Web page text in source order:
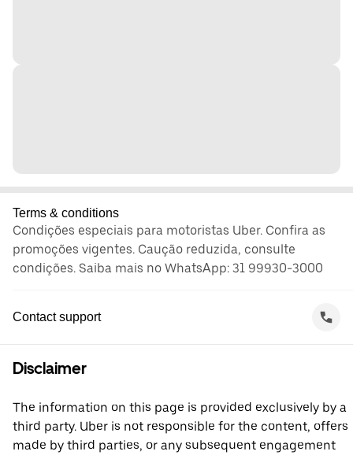
Terms & conditions
Condições especiais para motoristas Uber. Confira as
promoções vigentes. Caução reduzida, consulte
condições. Saiba mais no WhatsApp: 31 99930-3000
Contact support
Disclaimer
The information on this page is provided exclusively by a
third party. Uber is not responsible for the content, offers
made by third parties, or any subsequent engagement